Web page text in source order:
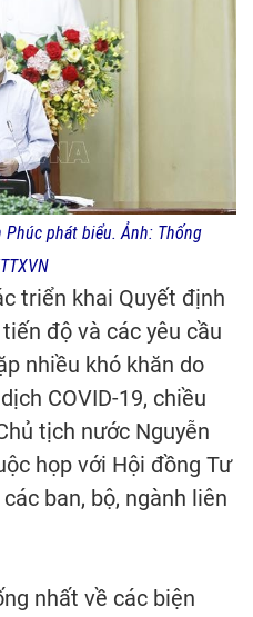
phát biểu. Ảnh: Thống
triển khai Quyết định
độ và các yêu cầu
nhiều khó khăn do
COVID-19, chiều
tịch nước Nguyễn
họp với Hội đồng Tư
ban, bộ, ngành liên
nhất về các biện